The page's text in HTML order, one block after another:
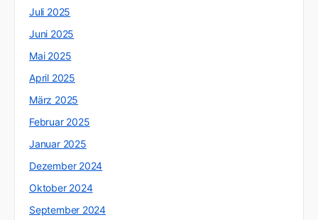
Juli 2025
Juni 2025
Mai 2025
April 2025
März 2025
Februar 2025
Januar 2025
Dezember 2024
Oktober 2024
September 2024